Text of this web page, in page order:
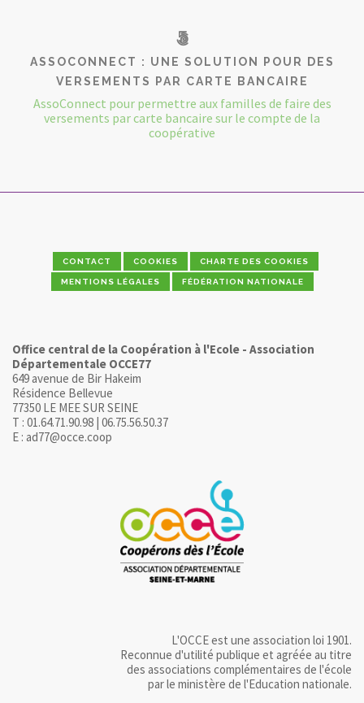
ASSOCONNECT : UNE SOLUTION POUR DES
VERSEMENTS PAR CARTE BANCAIRE
AssoConnect pour permettre aux familles de faire des
versements par carte bancaire sur le compte de la
coopérative
CONTACT COOKIES CHARTE DES COOKIES
MENTIONS LÉGALES FÉDÉRATION NATIONALE
Office central de la Coopération à l'Ecole - Association
Départementale OCCE77
649 avenue de Bir Hakeim
Résidence Bellevue
77350 LE MEE SUR SEINE
T : 01.64.71.90.98 | 06.75.56.50.37
E : ad77@occe.coop
L'OCCE est une association loi 1901.
Reconnue d'utilité publique et agréée au titre
des associations complémentaires de l'école
par le ministère de l'Education nationale.